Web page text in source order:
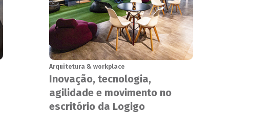
Arquitetura & workplace
Inovação, tecnologia,
agilidade e movimento no
escritório da Logigo